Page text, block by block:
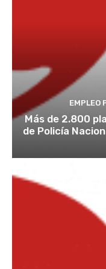
EMPLEO
Más de 2.800
de Policía